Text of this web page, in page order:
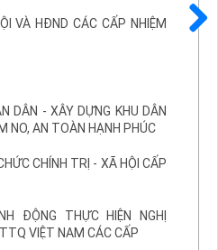
VÀ HĐND CÁC CẤP NHIỆM
DÂN - XÂY DỰNG KHU DÂN
NO, AN TOÀN HẠNH PHÚC
CHÍNH TRỊ - XÃ HỘI CẤP
ĐỘNG THỰC HIỆN NGHỊ
VIỆT NAM CÁC CẤP